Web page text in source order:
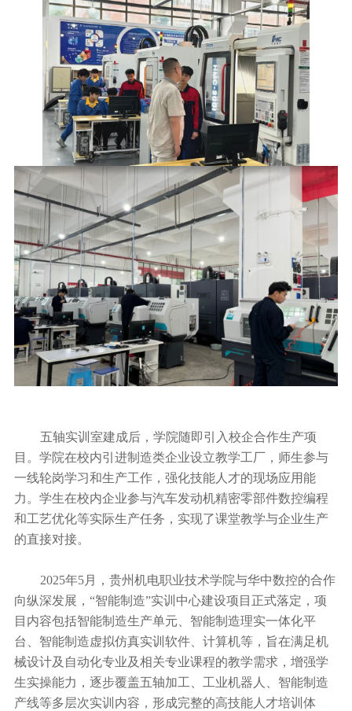
五轴实训室建成后，学院随即引入校企合作生产项
目。学院在校内引进制造类企业设立教学工厂，师生参与
一线轮岗学习和生产工作，强化技能人才的现场应用能
力。学生在校内企业参与汽车发动机精密零部件数控编程
和工艺优化等实际生产任务，实现了课堂教学与企业生产
的直接对接。
2025年5月，贵州机电职业技术学院与华中数控的合作
向纵深发展，“智能制造”实训中心建设项目正式落定，项
目内容包括智能制造生产单元、智能制造理实一体化平
台、智能制造虚拟仿真实训软件、计算机等，旨在满足机
械设计及自动化专业及相关专业课程的教学需求，增强学
生实操能力，逐步覆盖五轴加工、工业机器人、智能制造
产线等多层次实训内容，形成完整的高技能人才培训体